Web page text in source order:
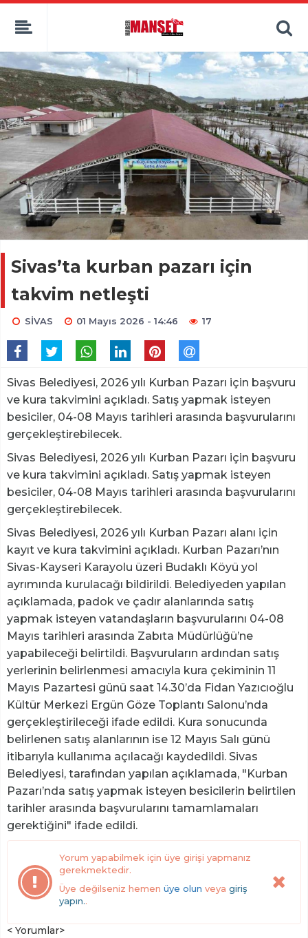
Sivas’ta kurban pazarı için
takvim netleşti
SİVAS 01 Mayıs 2026 - 14:46 17
Sivas Belediyesi, 2026 yılı Kurban Pazarı için başvuru
ve kura takvimini açıkladı. Satış yapmak isteyen
besiciler, 04-08 Mayıs tarihleri arasında başvurularını
gerçekleştirebilecek.
Sivas Belediyesi, 2026 yılı Kurban Pazarı için başvuru
ve kura takvimini açıkladı. Satış yapmak isteyen
besiciler, 04-08 Mayıs tarihleri arasında başvurularını
gerçekleştirebilecek.
Sivas Belediyesi, 2026 yılı Kurban Pazarı alanı için
kayıt ve kura takvimini açıkladı. Kurban Pazarı’nın
Sivas-Kayseri Karayolu üzeri Budaklı Köyü yol
ayrımında kurulacağı bildirildi. Belediyeden yapılan
açıklamada, padok ve çadır alanlarında satış
yapmak isteyen vatandaşların başvurularını 04-08
Mayıs tarihleri arasında Zabıta Müdürlüğü’ne
yapabileceği belirtildi. Başvuruların ardından satış
yerlerinin belirlenmesi amacıyla kura çekiminin 11
Mayıs Pazartesi günü saat 14.30’da Fidan Yazıcıoğlu
Kültür Merkezi Ergün Göze Toplantı Salonu’nda
gerçekleştirileceği ifade edildi. Kura sonucunda
belirlenen satış alanlarının ise 12 Mayıs Salı günü
itibarıyla kullanıma açılacağı kaydedildi. Sivas
Belediyesi, tarafından yapılan açıklamada, "Kurban
Pazarı’nda satış yapmak isteyen besicilerin belirtilen
tarihler arasında başvurularını tamamlamaları
gerektiğini" ifade edildi.
Yorum yapabilmek için üye girişi yapmanız
gerekmektedir.
Üye değilseniz hemen üye olun veya giriş
yapın..
< Yorumlar>